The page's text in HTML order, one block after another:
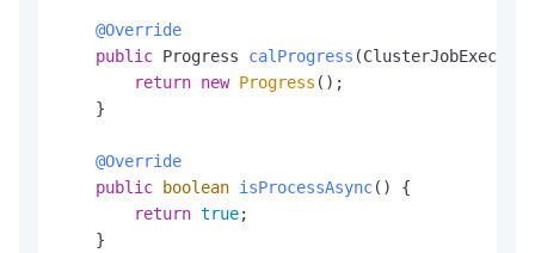
@Override
public Progress calProgress
return new Progress ();
    }
@Override
public
boolean isProcessAsync()
{
return true;
    }